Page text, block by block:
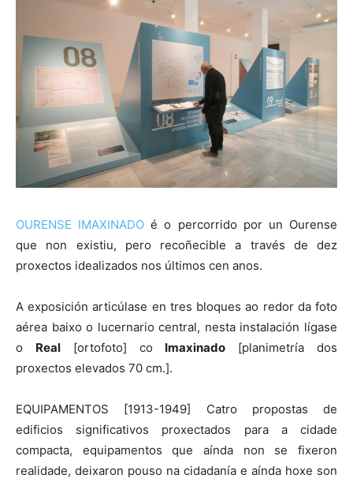
OURENSE IMAXINADO é o percorrido por un Ourense
que non existiu, pero recoñecible a través de dez
proxectos idealizados nos últimos cen anos.
A exposición articúlase en tres bloques ao redor da foto
aérea baixo o lucernario central, nesta instalación lígase
o Real[ortofoto] co Imaxinado [planimetría dos
proxectos elevados 70 cm.].
EQUIPAMENTOS [1913-1949] Catro propostas de
edificios significativos proxectados para a cidade
compacta, equipamentos que aínda non se fixeron
realidade, deixaron pouso na cidadanía e aínda hoxe son